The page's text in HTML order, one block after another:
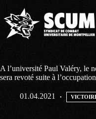
contenu
A l’université Paul Valéry, le
sera revoté suite à
01.04.2021